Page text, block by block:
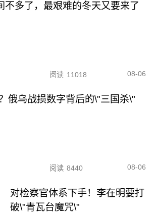
不多了，最艰难的冬天又要来了
阅读 11018 08-06
俄乌战损数字背后的\"三国杀\"
阅读 8440 08-06
对检察官体系下手！李在明要打
破\"青瓦台魔咒\"